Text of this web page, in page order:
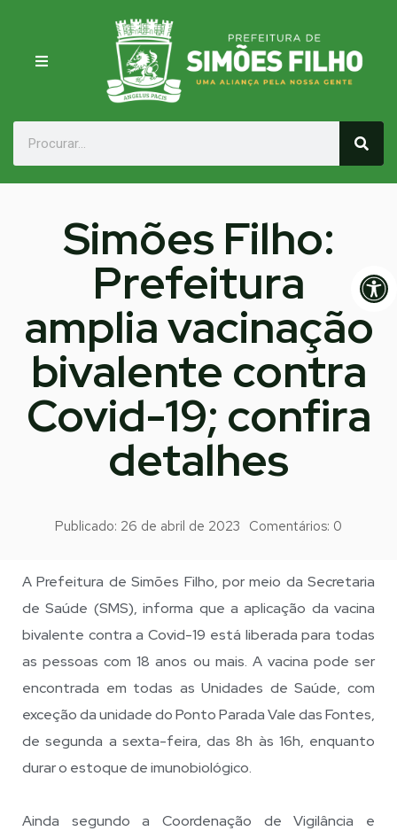
Simões Filho:
Prefeitura
amplia vacinação
bivalente contra
Covid-19; confira
detalhes
Publicado: 26 de abril de 2023 Comentários: 0
A Prefeitura de Simões Filho, por meio da Secretaria
de Saúde (SMS), informa que a aplicação da vacina
bivalente contra a Covid-19 está liberada para todas
as pessoas com 18 anos ou mais. A vacina pode ser
encontrada em todas as Unidades de Saúde, com
exceção da unidade do Ponto Parada Vale das Fontes,
de segunda a sexta-feira, das 8h às 16h, enquanto
durar o estoque de imunobiológico.
Ainda segundo a Coordenação de Vigilância e